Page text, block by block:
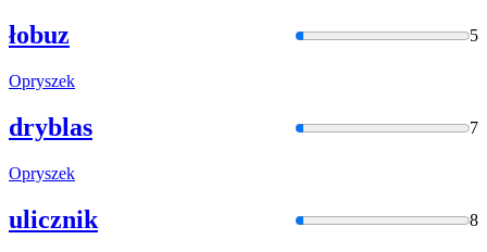
łobuz 5
Opryszek
dryblas 7
Opryszek
ulicznik 8